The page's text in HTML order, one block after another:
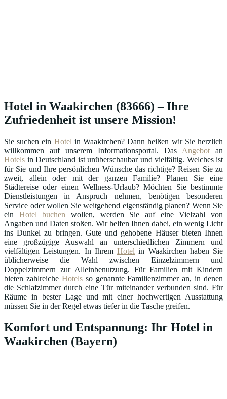
Hotel in Waakirchen (83666) – Ihre
Zufriedenheit ist unsere Mission!
Sie suchen ein Hotel in Waakirchen? Dann heißen wir Sie herzlich
willkommen auf unserem Informationsportal. Das Angebot an
Hotels in Deutschland ist unüberschaubar und vielfältig. Welches ist
für Sie und Ihre persönlichen Wünsche das richtige? Reisen Sie zu
zweit, allein oder mit der ganzen Familie? Planen Sie eine
Städtereise oder einen Wellness-Urlaub? Möchten Sie bestimmte
Dienstleistungen in Anspruch nehmen, benötigen besonderen
Service oder wollen Sie weitgehend eigenständig planen? Wenn Sie
ein Hotel buchen wollen, werden Sie auf eine Vielzahl von
Angaben und Daten stoßen. Wir helfen Ihnen dabei, ein wenig Licht
ins Dunkel zu bringen. Gute und gehobene Häuser bieten Ihnen
eine großzügige Auswahl an unterschiedlichen Zimmern und
vielfältigen Leistungen. In Ihrem Hotel in Waakirchen haben Sie
üblicherweise die Wahl zwischen Einzelzimmern und
Doppelzimmern zur Alleinbenutzung. Für Familien mit Kindern
bieten zahlreiche Hotelsso genannte Familienzimmer an, in denen
die Schlafzimmer durch eine Tür miteinander verbunden sind. Für
Räume in bester Lage und mit einer hochwertigen Ausstattung
müssen Sie in der Regel etwas tiefer in die Tasche greifen.
Komfort und Entspannung: Ihr Hotel in
Waakirchen (Bayern)